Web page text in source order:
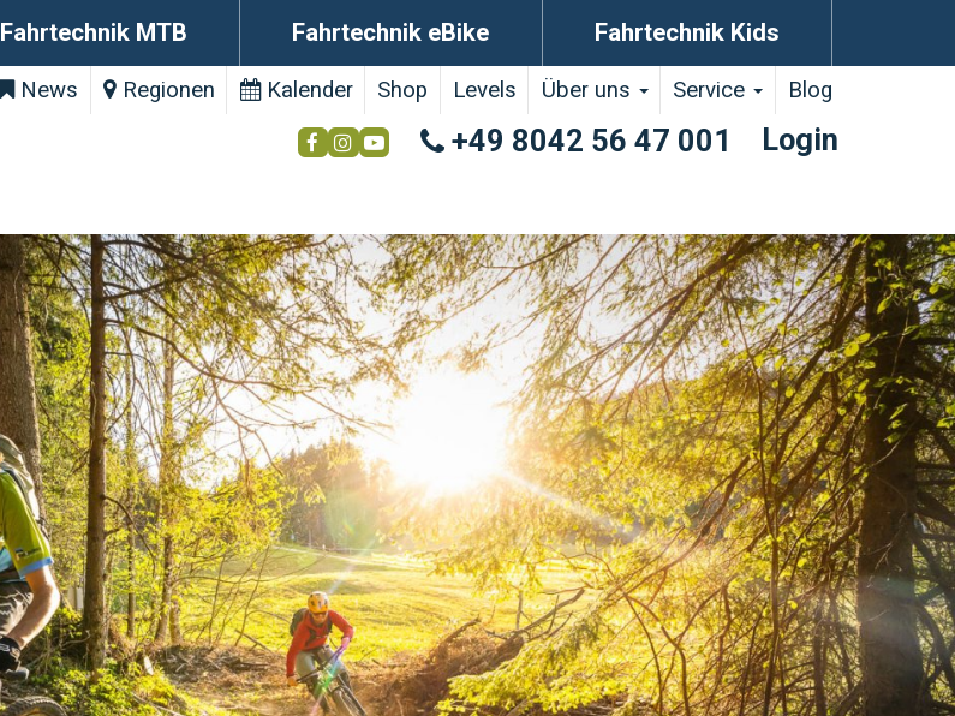
Fahrtechnik MTB Fahrtechnik eBike Fahrtechnik Kids
News Regionen Kalender Shop Levels Über uns Service Blog
Login
+49 8042 56 47 001